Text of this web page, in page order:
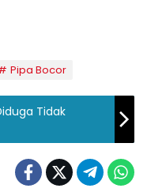
Pipa Bocor
Tidak